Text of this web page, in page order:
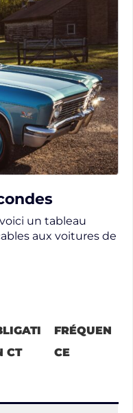
un tableau
aux voitures de
CT
FRÉQUEN
CE